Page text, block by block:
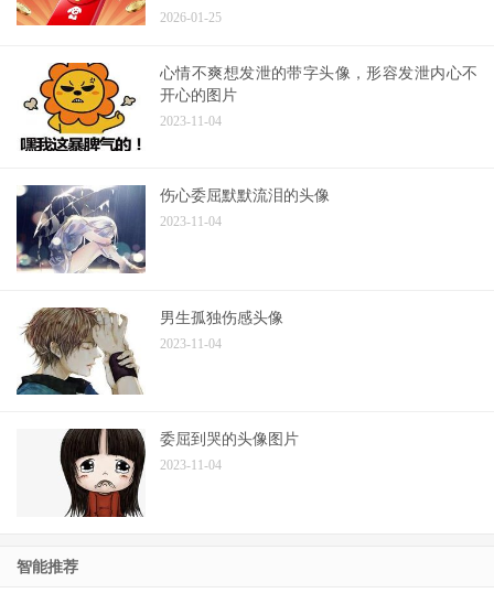
2026-01-25
心情不爽想发泄的带字头像，形容发泄内心不
开心的图片
2023-11-04
伤心委屈默默流泪的头像
2023-11-04
男生孤独伤感头像
2023-11-04
委屈到哭的头像图片
2023-11-04
智能推荐